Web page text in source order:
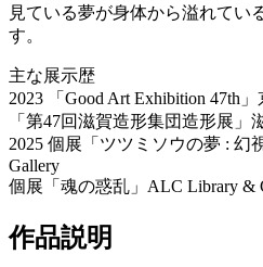
見ている夢が身体から溢れてい
す。
主な展示歴
2023 「Good Art Exhibition 47th
「第47回滋賀造形集団造形展」
2025 個展「ツツミソウの夢 : 幻
Gallery
個展「魂の惑乱」ALC Library &
作品説明